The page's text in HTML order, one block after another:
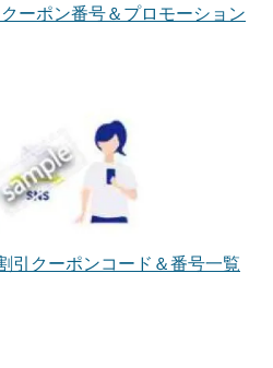
ーポン番号＆プロモーション
引クーポンコード＆番号一覧